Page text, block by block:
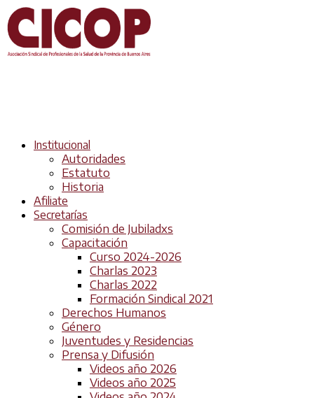
Institucional
Autoridades
Estatuto
Historia
Afiliate
Secretarías
Comisión de Jubiladxs
Capacitación
Curso 2024-2026
Charlas 2023
Charlas 2022
Formación Sindical 2021
Derechos Humanos
Género
Juventudes y Residencias
Prensa y Difusión
Videos año 2026
Videos año 2025